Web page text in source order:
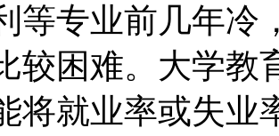
等专业前几年冷
较困难。大学教
将就业率或失业